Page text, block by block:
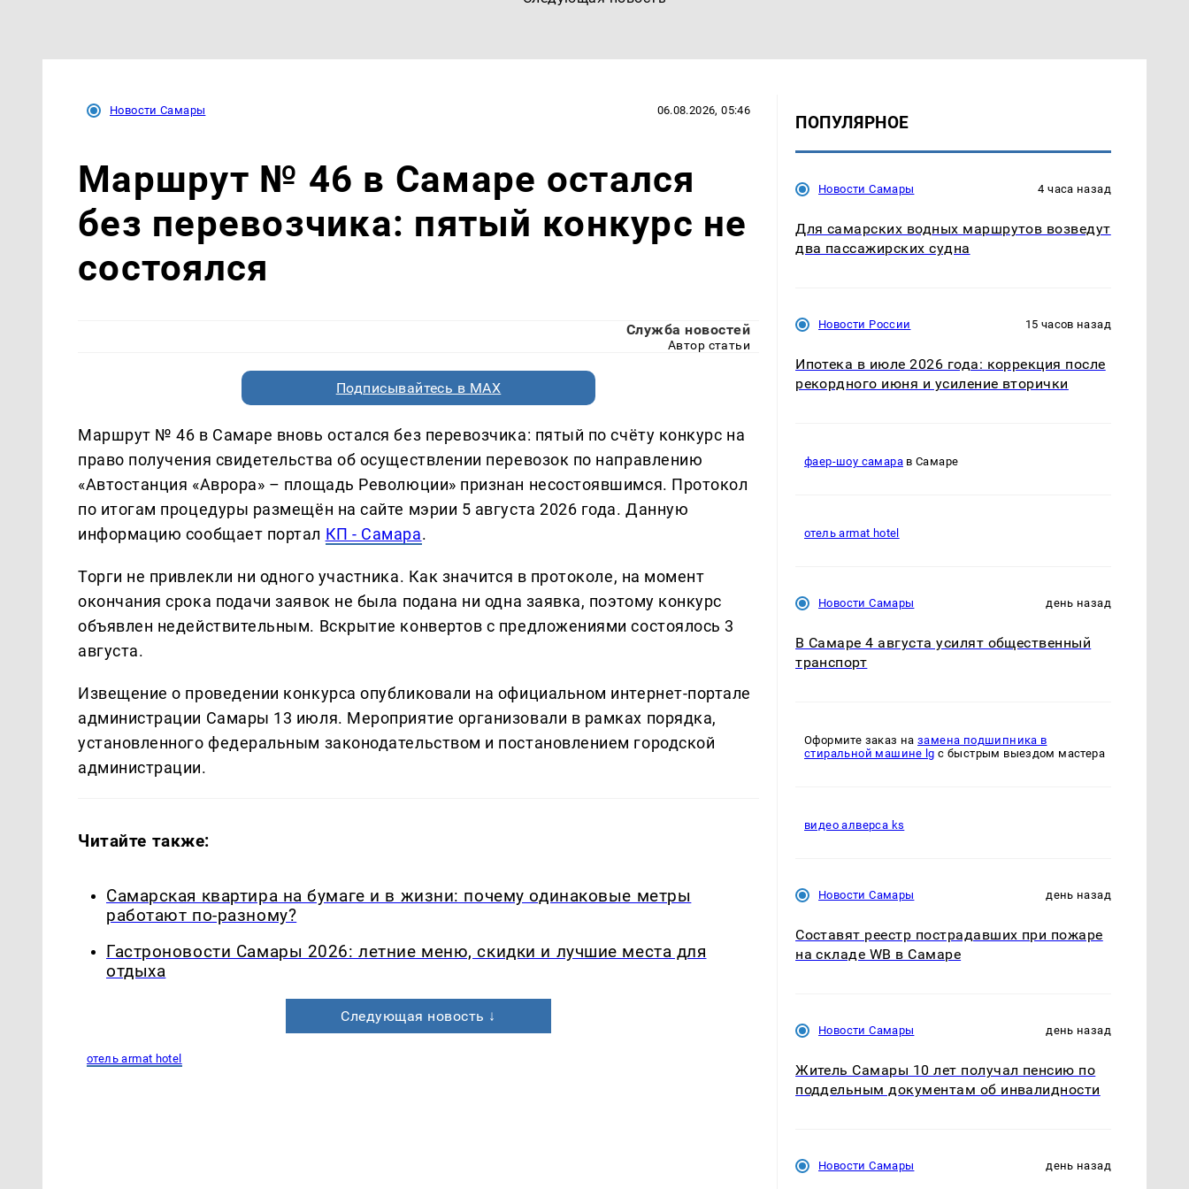
Новости Самары 06.08.2026, 05:46
Маршрут № 46 в Самаре остался
без перевозчика: пятый конкурс не
состоялся
Служба новостей
Автор статьи
Подписывайтесь в MAX
Маршрут № 46 в Самаре вновь остался без перевозчика: пятый по счёту конкурс на
право получения свидетельства об осуществлении перевозок по направлению
«Автостанция «Аврора» – площадь Революции» признан несостоявшимся. Протокол
по итогам процедуры размещён на сайте мэрии 5 августа 2026 года. Данную
информацию сообщает портал КП - Самара.
Торги не привлекли ни одного участника. Как значится в протоколе, на момент
окончания срока подачи заявок не была подана ни одна заявка, поэтому конкурс
объявлен недействительным. Вскрытие конвертов с предложениями состоялось 3
августа.
Извещение о проведении конкурса опубликовали на официальном интернет-портале
администрации Самары 13 июля. Мероприятие организовали в рамках порядка,
установленного федеральным законодательством и постановлением городской
администрации.
Читайте также:
Самарская квартира на бумаге и в жизни: почему одинаковые метры
работают по-разному?
Гастроновости Самары 2026: летние меню, скидки и лучшие места для
отдыха
Следующая новость ↓
отель armat hotel
ПОПУЛЯРНОЕ
Новости Самары 4 часа назад
Для самарских водных маршрутов возведут
два пассажирских судна
Новости России 15 часов назад
Ипотека в июле 2026 года: коррекция после
рекордного июня и усиление вторички
фаер-шоу самарав Самаре
отель armat hotel
Новости Самары день назад
В Самаре 4 августа усилят общественный
транспорт
Оформите заказ назамена подшипника в
стиральной машине lg с быстрым выездом мастера
видео алверса ks
Новости Самары день назад
Составят реестр пострадавших при пожаре
на складе WB в Самаре
Новости Самары день назад
Житель Самары 10 лет получал пенсию по
поддельным документам об инвалидности
Новости Самары день назад